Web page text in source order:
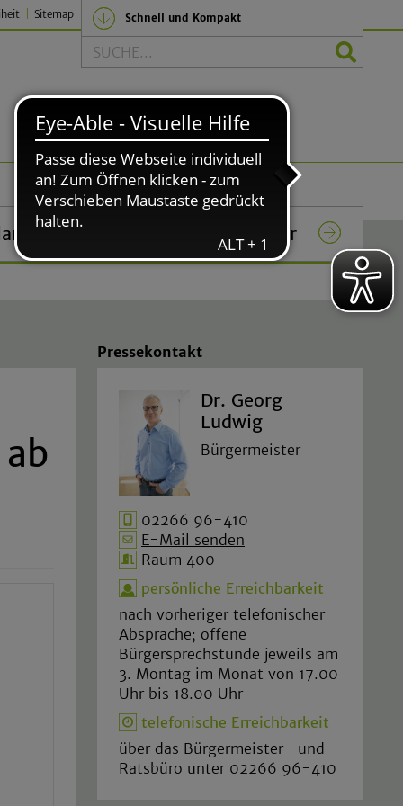
Sitemap Schnell und Kompakt
Suche
Politik und Verwaltung
Das Rathaus in Lindlar
Pressekontakt
Dr. Georg
Ludwig
Bürgermeister
02266 96-410
E-Mail senden
Raum 400
persönliche Erreichbarkeit
nach vorheriger telefonischer
Absprache; offene
Bürgersprechstunde jeweils am
3. Montag im Monat von 17.00
Uhr bis 18.00 Uhr
telefonische Erreichbarkeit
über das Bürgermeister- und
Ratsbüro unter 02266 96-410